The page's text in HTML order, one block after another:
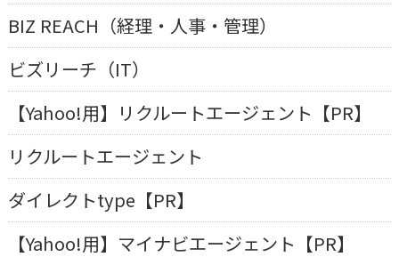
BIZ REACH（経理・人事・管理）
ビズリーチ（IT）
【Yahoo!用】リクルートエージェント【PR】
リクルートエージェント
ダイレクトtype【PR】
【Yahoo!用】マイナビエージェント【PR】